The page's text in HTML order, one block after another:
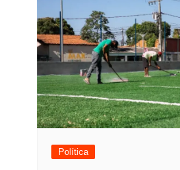
Política